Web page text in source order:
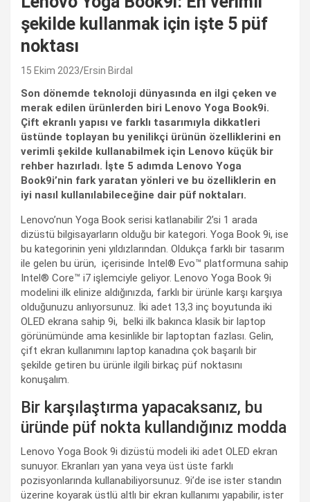
şekilde kullanmak için işte 5 püf
noktası
15 Ekim 2023 Ersin Birdal
Son dönemde teknoloji dünyasında en ilgi çeken ve
merak edilen ürünlerden biri Lenovo Yoga Book9i.
Çift ekranlı yapısı ve farklı tasarımıyla dikkatleri
üstünde toplayan bu yenilikçi ürünün özelliklerini en
verimli şekilde kullanabilmek için Lenovo küçük bir
rehber hazırladı. İşte 5 adımda Lenovo Yoga
Book9i’nin fark yaratan yönleri ve bu özelliklerin en
iyi nasıl kullanılabileceğine dair püf noktaları.
Lenovo’nun Yoga Book serisi katlanabilir 2’si 1 arada
dizüstü bilgisayarların olduğu bir kategori. Yoga Book 9i, ise
bu kategorinin yeni yıldızlarından. Oldukça farklı bir tasarım
ile gelen bu ürün, içerisinde Intel®️ Evo™️ platformuna sahip
Intel®️ Core™️ i7 işlemciyle geliyor. Lenovo Yoga Book 9i
modelini ilk elinize aldığınızda, farklı bir ürünle karşı karşıya
olduğunuzu anlıyorsunuz. İki adet 13,3 inç boyutunda iki
OLED ekrana sahip 9i, belki ilk bakınca klasik bir laptop
görünümünde ama kesinlikle bir laptoptan fazlası. Gelin,
çift ekran kullanımını laptop kanadına çok başarılı bir
şekilde getiren bu ürünle ilgili birkaç püf noktasını
konuşalım.
Bir karşılaştırma yapacaksanız, bu
üründe püf nokta kullandığınız modda
Lenovo Yoga Book 9i dizüstü modeli iki adet OLED ekran
sunuyor. Ekranları yan yana veya üst üste farklı
pozisyonlarında kullanabiliyorsunuz. 9i’de ise ister standın
üzerine koyarak üstlü altlı bir ekran kullanımı yapabilir, ister